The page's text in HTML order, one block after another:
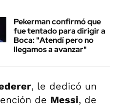
Pekerman confirmó que
fue tentado para dirigir a
Boca: "Atendí pero no
llegamos a avanzar"
, le dedicó un
de Messi, de